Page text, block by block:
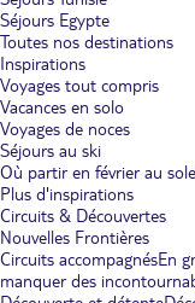
Séjours Egypte
Toutes nos destinations
Inspirations
Voyages tout compris
Vacances en solo
Voyages de noces
Séjours au ski
Où partir en février au
Plus d'inspirations
Circuits & Découvertes
Nouvelles Frontières
Circuits accompagnésEn
manquer des